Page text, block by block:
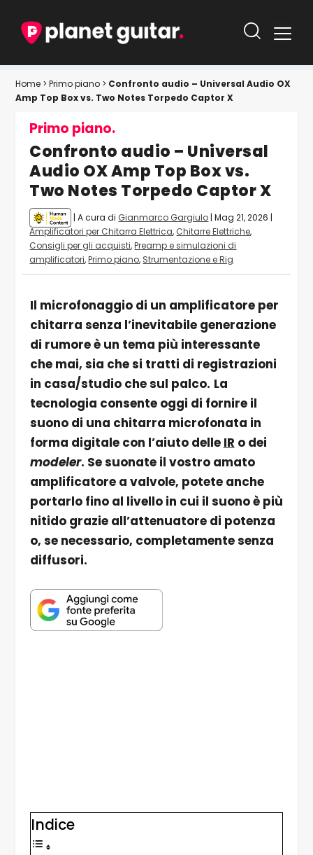
Home >Primo piano > Confronto audio – Universal Audio OX
Amp Top Box vs. Two Notes Torpedo Captor X
Primo piano.
Confronto audio – Universal
Audio OX Amp Top Box vs.
Two Notes Torpedo Captor X
| A cura di Gianmarco Gargiulo |Mag 21, 2026 |
Amplificatori per Chitarra Elettrica, Chitarre Elettriche,
Consigli per gli acquisti,Preamp e simulazioni di
amplificatori,Primo piano, Strumentazione e Rig
Il microfonaggio di un amplificatore per
chitarra senza l’inevitabile generazione
di rumore è un tema più interessante
che mai, sia che si tratti di registrazioni
in casa/studio che sul palco. La
tecnologia consente oggi di fornire il
suono di una chitarra microfonata in
forma digitale con l’aiuto delle IR o dei
modeler. Se suonate il vostro amato
amplificatore a valvole, potete anche
portarlo fino al livello in cui il suono è più
nitido grazie all’attenuatore di potenza
o, se necessario, completamente senza
diffusori.
Indice